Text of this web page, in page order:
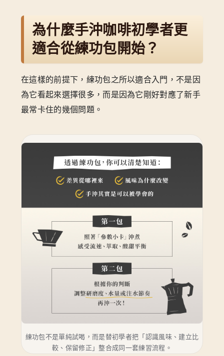
為什麼手沖咖啡初學者更
適合從練功包開始？
在這樣的前提下，練功包之所以適合入門，不是因
為它看起來選擇很多，而是因為它剛好對應了新手
最常卡住的幾個問題。
練功包不是單純試喝，而是替初學者把「認識風味、建立比
較、保留修正」整合成同一套練習流程。